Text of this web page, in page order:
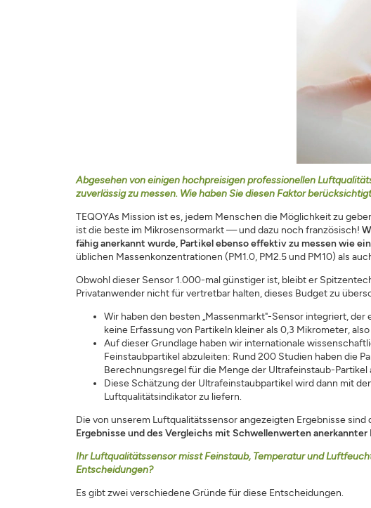
Abgesehen von einigen hochpreisigen professionellen
zuverlässig zu messen. Wie haben Sie diesen Faktor
TEQOYAs Mission ist es, jedem Menschen die Möglichkeit zu
ist die beste im Mikrosensormarkt — und dazu noch französisch!
fähig anerkannt wurde, Partikel ebenso effektiv zu messen wie
üblichen Massenkonzentrationen (PM1.0, PM2.5 und PM10) als
Obwohl dieser Sensor 1.000-mal günstiger ist, bleibt er
Privatanwender nicht für vertretbar halten, dieses Budget zu
Wir haben den besten „Massenmarkt"-Sensor integriert,
keine Erfassung von Partikeln kleiner als 0,3 Mikrometer,
Auf dieser Grundlage haben wir internationale
Feinstaubpartikel abzuleiten: Rund 200 Studien haben die
Berechnungsregel für die Menge der Ultrafeinstaub-
Diese Schätzung der Ultrafeinstaubpartikel wird dann mit
Luftqualitätsindikator zu liefern.
Die von unserem Luftqualitätssensor angezeigten Ergebnisse sind
Ergebnisse und des Vergleichs mit Schwellenwerten
Ihr Luftqualitätssensor misst Feinstaub, Temperatur und
Entscheidungen?
Es gibt zwei verschiedene Gründe für diese Entscheidungen.